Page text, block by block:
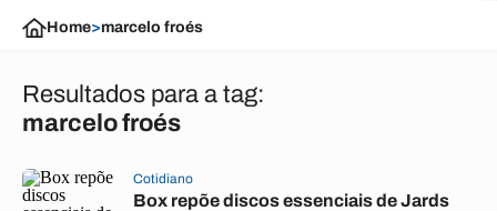
Home>marcelo froés
Resultados para a tag:
marcelo froés
Cotidiano
Box repõe discos essenciais de Jards